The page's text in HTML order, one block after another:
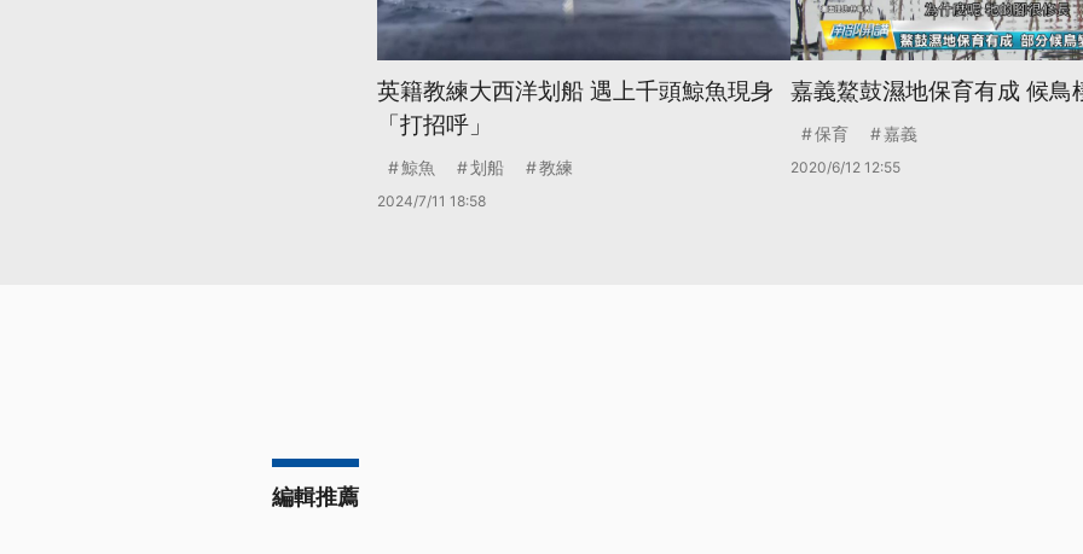
英籍教練大西洋划船 遇上千頭鯨魚現身
「打招呼」
鯨魚 划船 教練
2024/7/11 18:58
嘉義鰲鼓濕地保育有成 候鳥
保育 嘉義
2020/6/12 12:55
編輯推薦